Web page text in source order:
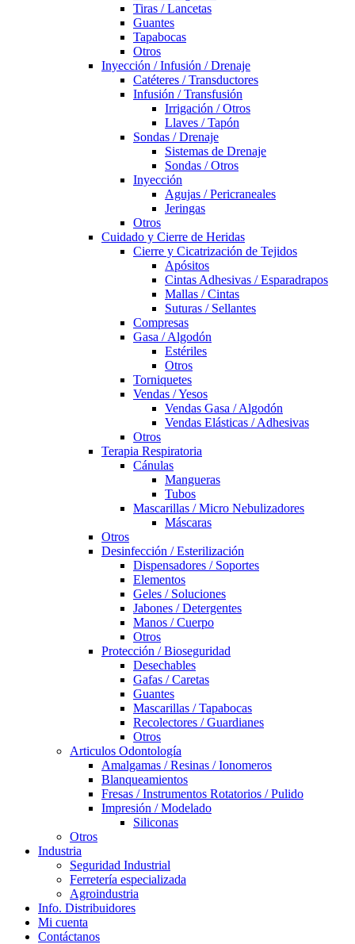
Tiras / Lancetas
Guantes
Tapabocas
Otros
Inyección / Infusión / Drenaje
Catéteres / Transductores
Infusión / Transfusión
Irrigación / Otros
Llaves / Tapón
Sondas / Drenaje
Sistemas de Drenaje
Sondas / Otros
Inyección
Agujas / Pericraneales
Jeringas
Otros
Cuidado y Cierre de Heridas
Cierre y Cicatrización de Tejidos
Apósitos
Cintas Adhesivas / Esparadrapos
Mallas / Cintas
Suturas / Sellantes
Compresas
Gasa / Algodón
Estériles
Otros
Torniquetes
Vendas / Yesos
Vendas Gasa / Algodón
Vendas Elásticas / Adhesivas
Otros
Terapia Respiratoria
Cánulas
Mangueras
Tubos
Mascarillas / Micro Nebulizadores
Máscaras
Otros
Desinfección / Esterilización
Dispensadores / Soportes
Elementos
Geles / Soluciones
Jabones / Detergentes
Manos / Cuerpo
Otros
Protección / Bioseguridad
Desechables
Gafas / Caretas
Guantes
Mascarillas / Tapabocas
Recolectores / Guardianes
Otros
Articulos Odontología
Amalgamas / Resinas / Ionomeros
Blanqueamientos
Fresas / Instrumentos Rotatorios / Pulido
Impresión / Modelado
Siliconas
Otros
Industria
Seguridad Industrial
Ferretería especializada
Agroindustria
Info. Distribuidores
Mi cuenta
Contáctanos